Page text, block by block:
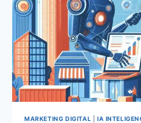
ESTRATÉGIAS
COMPROVADAS
PARA
SUCESSO
MARKETING DIGITAL IA